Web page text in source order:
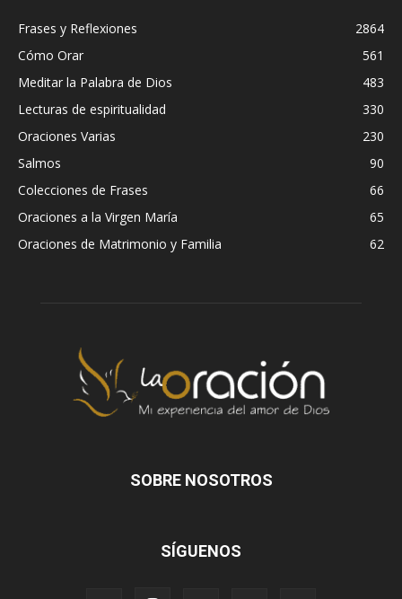
Frases y Reflexiones
2864
Cómo Orar
561
Meditar la Palabra de Dios
483
Lecturas de espiritualidad
330
Oraciones Varias
230
Salmos
90
Colecciones de Frases
66
Oraciones a la Virgen María
65
Oraciones de Matrimonio y Familia
62
SOBRE NOSOTROS
SÍGUENOS